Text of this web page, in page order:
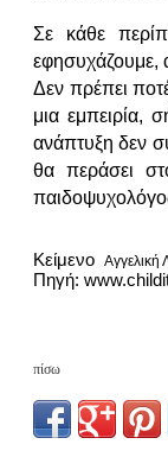
Σε κάθε
εφησυχάζουμε,
Δεν πρέπει
μια εμπειρία,
ανάπτυξη δεν
θα περάσει
Κείμενο Αγγελική
Πηγή:
πίσω